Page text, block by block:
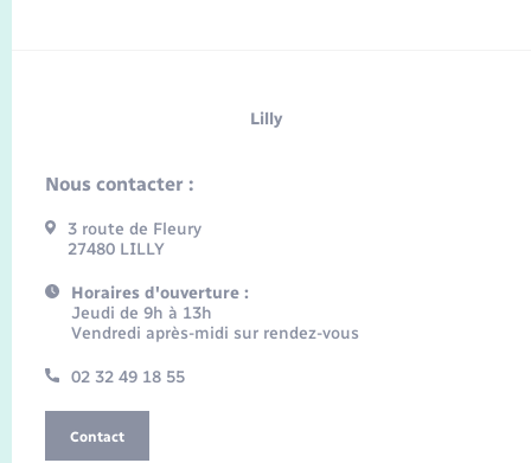
Lilly
Nous contacter :
3 route de Fleury
27480 LILLY
Horaires d'ouverture :
Jeudi de 9h à 13h
Vendredi après-midi sur rendez-vous
02 32 49 18 55
Contact